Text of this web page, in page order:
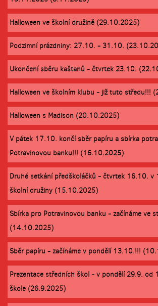
Halloween ve školní družině (29.10.2025)
Podzimní prázdniny: 27.10. - 31.10.
Ukončení sběru kaštanů - čtvrtek 23.10.
Halloween ve školním klubu - již tuto středu!!!
Halloween s Madison (20.10.2025)
V pátek 17.10. končí sběr papíru a sbírka
Potravinovou banku!!! (16.10.2025)
Druhé setkání předškoláčků - čtvrtek 16.10. v
školní družiny (15.10.2025)
Sbírka pro Potravinovou banku - začínáme ve
(14.10.2025)
Sběr papíru - začínáme v pondělí 13.10.!!!
Prezentace středních škol - v pondělí 29.9. od
škole (26.9.2025)